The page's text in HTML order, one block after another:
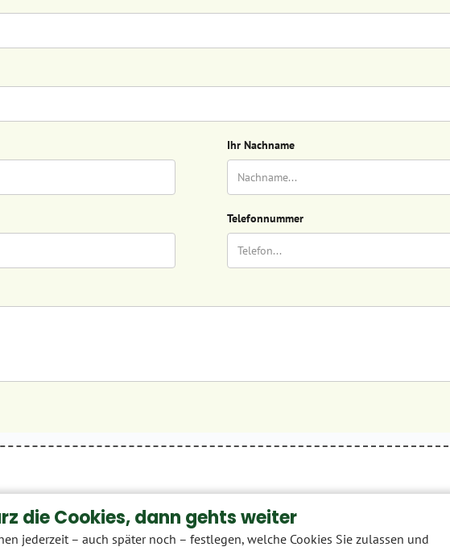
die Cookies, dann gehts weiter
jederzeit – auch später noch – festlegen, welche Cookies Sie zulassen und
Ihr Nachname
Telefonnummer
Dateien auswählen